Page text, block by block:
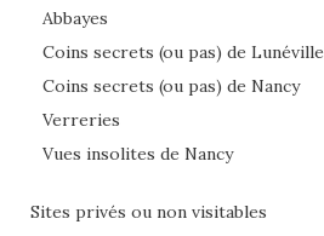
Abbayes
Coins secrets (ou pas) de Lunéville
Coins secrets (ou pas) de Nancy
Verreries
Vues insolites de Nancy
Sites privés ou non visitables